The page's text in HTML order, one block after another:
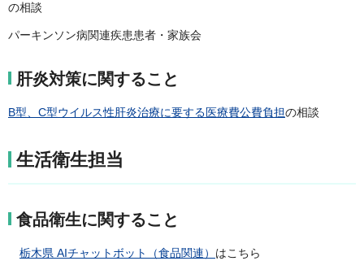
の相談
パーキンソン病関連疾患患者・家族会
肝炎対策に関すること
B型、C型ウイルス性肝炎治療に要する医療費公費負担の相談
生活衛生担当
食品衛生に関すること
栃木県 AIチャットボット（食品関連） はこちら